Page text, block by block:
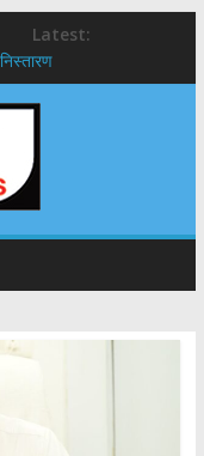
Latest:
एसईओसी से मुख्य सचिव ने
लोगों को न हो दिक्कत
संरचना होगी सुदृढ,उच्च
मंत्री से की मुलाकात
में एनसीसी के
चर्चा
25 बड़े प्रस्तावों को मिली